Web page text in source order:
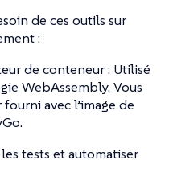
de ces outils sur
:
de conteneur : Utilisé
WebAssembly. Vous
avec l’image de
tests et automatiser